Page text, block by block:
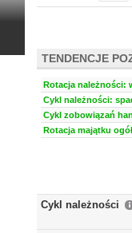
TENDENCJE
Rotacja należności:
Cykl należności:
Cykl zobowiązań
Rotacja majątku
Cykl należności